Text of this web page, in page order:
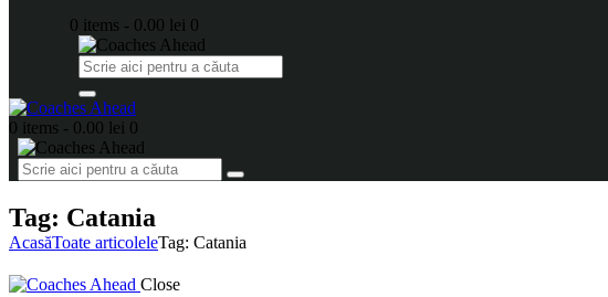
0 items - 0.00 lei 0
0 items - 0.00 lei 0
Tag: Catania
AcasăToate articoleleTag: Catania
Close